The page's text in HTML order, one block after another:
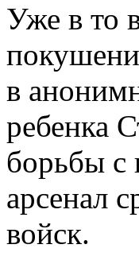
Уже в то
в
ребенка
борьбы с
арсенал
войск.